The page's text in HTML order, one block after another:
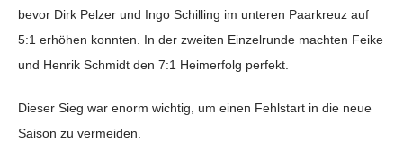
bevor Dirk Pelzer und Ingo Schilling im unteren Paarkreuz auf
5:1 erhöhen konnten. In der zweiten Einzelrunde machten Feike
und Henrik Schmidt den 7:1 Heimerfolg perfekt.
Dieser Sieg war enorm wichtig, um einen Fehlstart in die neue
Saison zu vermeiden.